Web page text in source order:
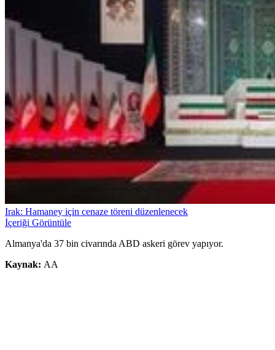
Irak: Hamaney için cenaze töreni düzenlenecek
İçeriği Görüntüle
Almanya'da 37 bin civarında ABD askeri görev yapıyor.
Kaynak: AA